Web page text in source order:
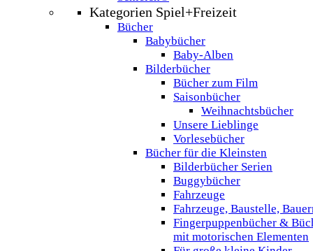
Kategorien Spiel+Freizeit
Bücher
Babybücher
Baby-Alben
Bilderbücher
Bücher zum Film
Saisonbücher
Weihnachtsbücher
Unsere Lieblinge
Vorlesebücher
Bücher für die Kleinsten
Bilderbücher Serien
Buggybücher
Fahrzeuge
Fahrzeuge, Baustelle,
Fingerpuppenbücher &
mit motorischen Elementen